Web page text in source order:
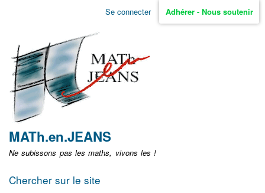
Aller
non
identifié
Se connecter Adhérer - Nous soutenir
MATh.en.JEANS
Ne subissons pas les maths, vivons les !
Chercher sur le site